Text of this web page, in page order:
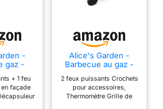
-
gaz -
1 feu
avec
+ 1 feu
façade
Alice's Garden -
Barbecue au gaz -
extérieure 2 brûleurs
avec tablettes
latérales et
2 feux puissants Crochets
pour accessoires,
Thermomètre Grille de